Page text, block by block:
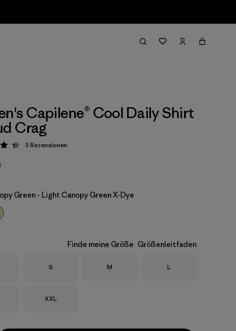
Capilene® Cool Daily Shirt
Crag
4.3 / 5
3 Rezensionen
Green - Light Canopy Green X-Dye
Finde meine Größe Größenleitfaden
Größe
S Größe
M Größe
L
Größe
XXL